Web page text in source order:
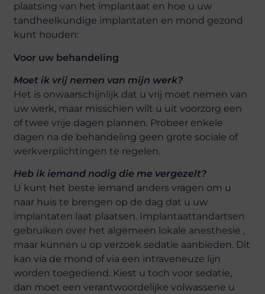
plaatsing van het implantaat en hoe u uw
tandheelkundige implantaten en mond gezond
kunt houden:
Voor uw behandeling
Moet ik vrij nemen van mijn werk?
Het is onwaarschijnlijk dat u vrij moet nemen van
uw werk, maar misschien wilt u uit voorzorg een
of twee vrije dagen plannen. Probeer enkele
dagen na de behandeling geen grote sociale of
werkverplichtingen te regelen.
Heb ik iemand nodig die me vergezelt?
U kunt het beste iemand anders vragen om u
naar huis te brengen op de dag dat u uw
implantaten laat plaatsen. Implantaattandartsen
gebruiken over het algemeen lokale anesthesie ,
maar kunnen u op verzoek sedatie aanbieden. Dit
kan via de mond of via een intraveneuze lijn
worden toegediend. Kiest u toch voor sedatie,
dan moet een verantwoordelijke volwassene u